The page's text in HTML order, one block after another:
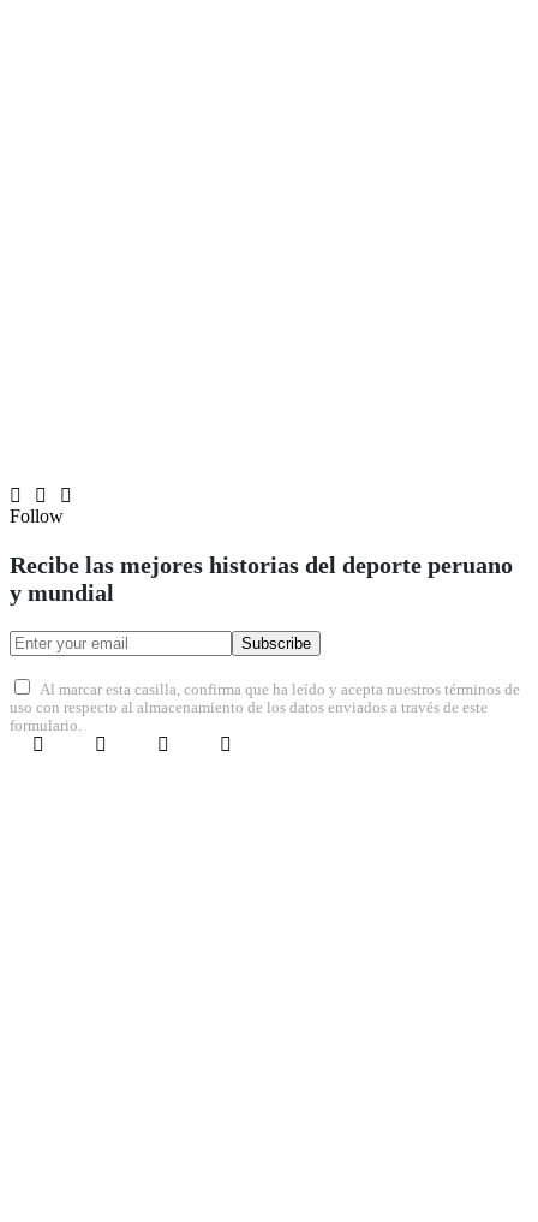
Follow
Recibe las mejores historias del deporte peruano
y mundial
Subscribe
Al marcar esta casilla, confirma que ha leído y acepta nuestros términos de
uso con respecto al almacenamiento de los datos enviados a través de este
formulario.